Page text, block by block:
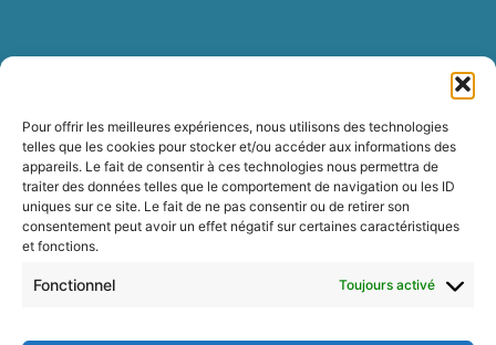
Pour offrir les meilleures expériences, nous utilisons des technologies
telles que les cookies pour stocker et/ou accéder aux informations des
appareils. Le fait de consentir à ces technologies nous permettra de
traiter des données telles que le comportement de navigation ou les ID
uniques sur ce site. Le fait de ne pas consentir ou de retirer son
consentement peut avoir un effet négatif sur certaines caractéristiques
et fonctions.
Fonctionnel Toujours activé